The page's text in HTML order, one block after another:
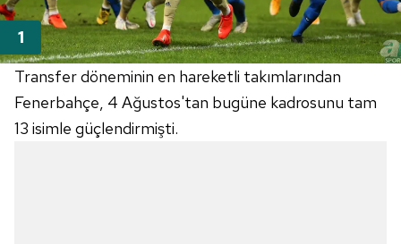
Transfer döneminin en hareketli takımlarından
Fenerbahçe, 4 Ağustos'tan bugüne kadrosunu tam
13 isimle güçlendirmişti.